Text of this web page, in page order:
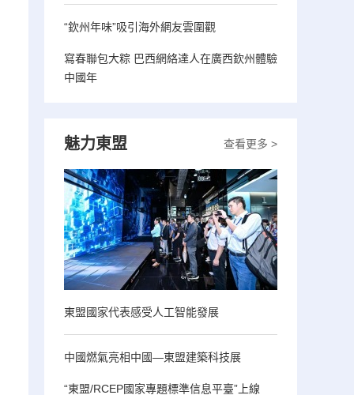
“欽州年味”吸引海外網友雲圍觀
寫春聯包大粽 巴西網絡達人在廣西欽州體驗
中國年
查看更多 >
魅力東盟
東盟國家代表感受人工智能發展
中國燃氣亮相中國—東盟建築科技展
“東盟/RCEP國家專題標準信息平臺”上線